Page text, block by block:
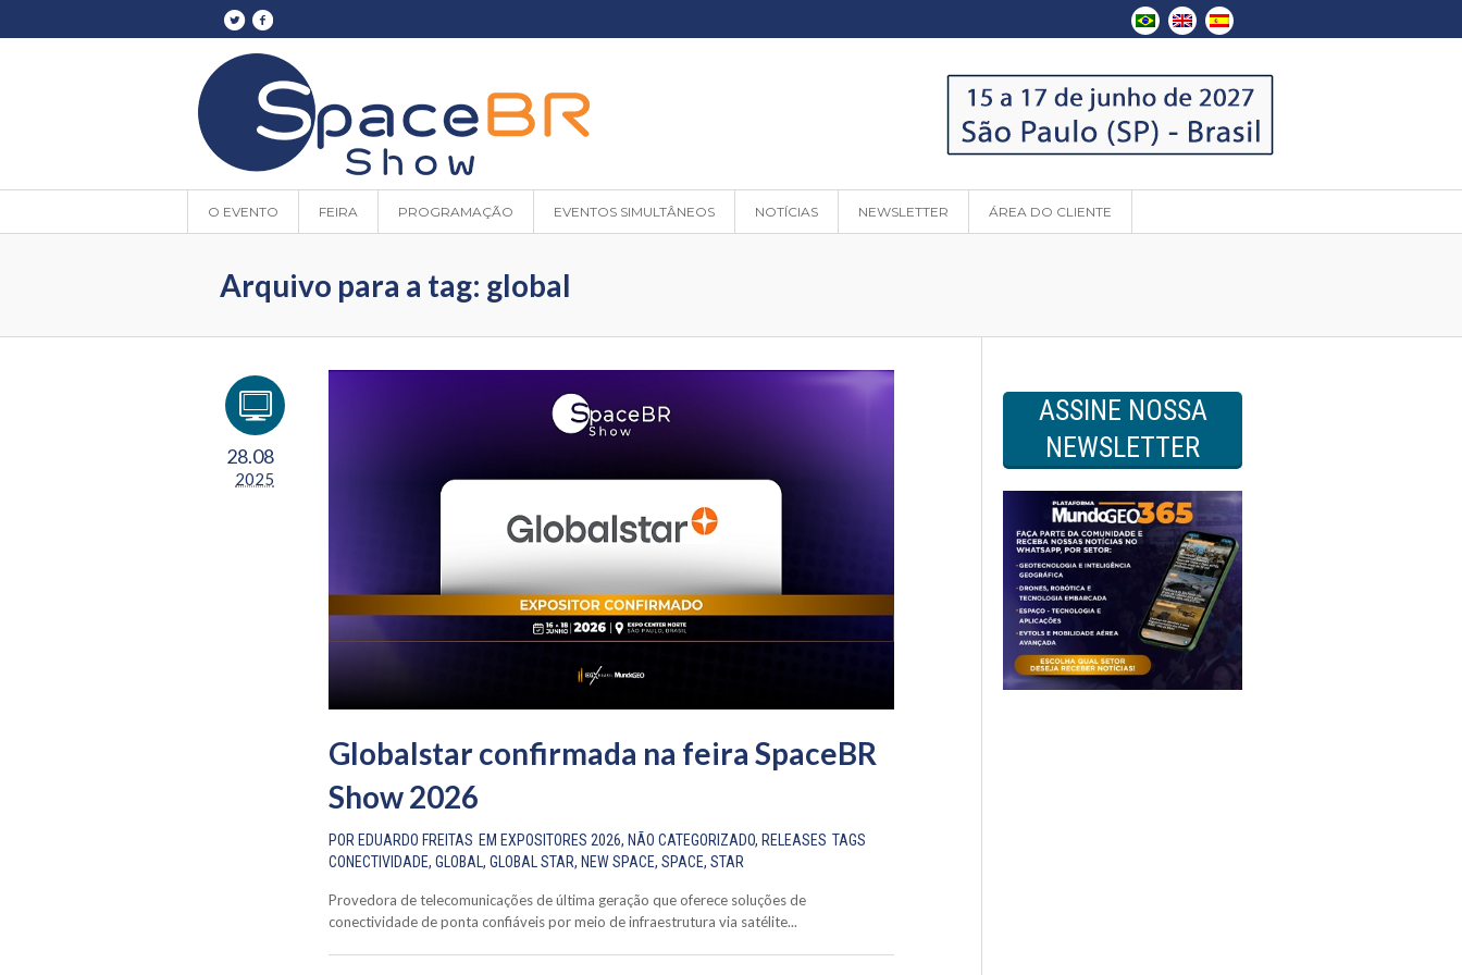
O EVENTO FEIRA PROGRAMAÇÃO EVENTOS SIMULTÂNEOS NOTÍCIAS NEWSLETTER ÁREA DO CLIENTE
Arquivo para a tag: global
28.08
2025
Globalstar confirmada na feira SpaceBR
Show 2026
POR EDUARDO FREITAS EM EXPOSITORES 2026, NÃO CATEGORIZADO, RELEASES TAGS
CONECTIVIDADE, GLOBAL , GLOBAL STAR, NEW SPACE, SPACE, STAR
Provedora de telecomunicações de última geração que oferece soluções de
conectividade de ponta confiáveis por meio de infraestrutura via satélite...
ASSINE NOSSA
NEWSLETTER